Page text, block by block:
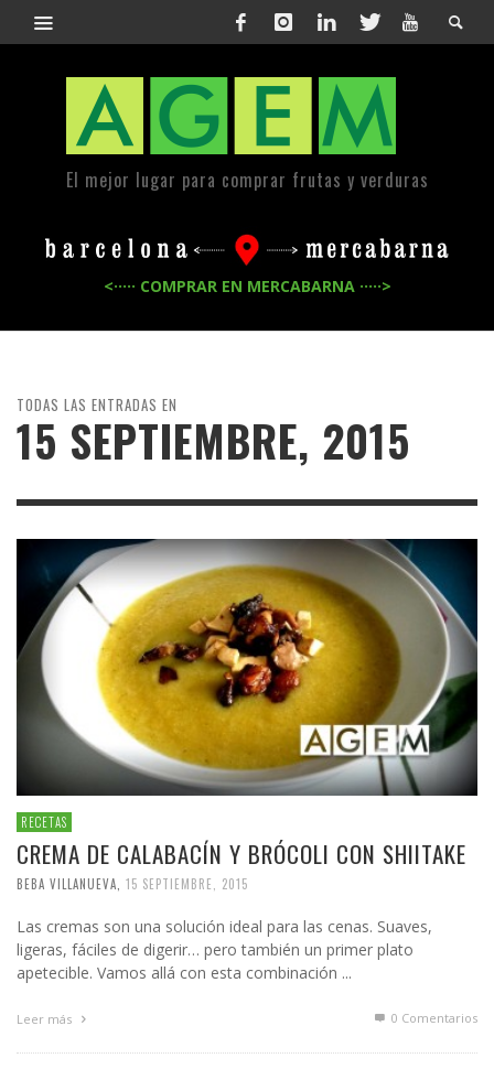
El mejor lugar para comprar frutas y verduras
<····· COMPRAR EN MERCABARNA ·····>
TODAS LAS ENTRADAS EN
15 SEPTIEMBRE, 2015
RECETAS
CREMA DE CALABACÍN Y BRÓCOLI CON SHIITAKE
BEBA VILLANUEVA 15 SEPTIEMBRE, 2015
Las cremas son una solución ideal para las cenas. Suaves,
ligeras, fáciles de digerir… pero también un primer plato
apetecible. Vamos allá con esta combinación ...
Leer más 0 Comentarios